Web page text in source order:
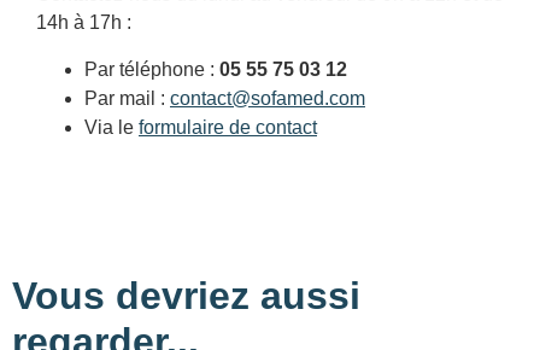
14h à 17h :
Par téléphone : 05 55 75 03 12
Par mail : contact@sofamed.com
Via le formulaire de contact
Vous devriez aussi
regarder...